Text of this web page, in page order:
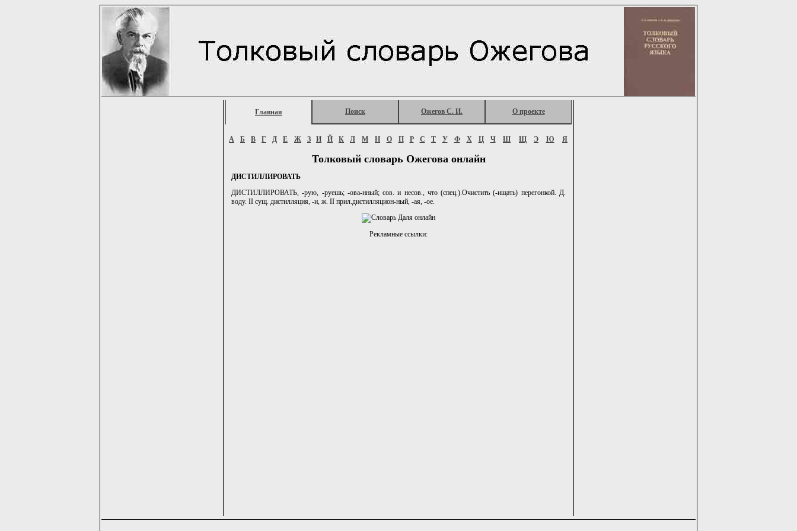
Главная Поиск Ожегов С. И. О проекте
А Б В Г Д Е Ж З И Й К Л М Н О П Р С Т У Ф Х Ц Ч Ш Щ Э Ю Я
Толковый словарь Ожегова онлайн
ДИСТИЛЛИРОВАТЬ
ДИСТИЛЛИРОВАТЬ, -рую, -руешь; -ова-нный; сов. и несов., что (спец.).Очистить (-ищать) перегонкой. Д.
воду. II сущ. дистилляция, -и, ж. II прил.дистилляцион-ный, -ая, -ое.
Рекламные ссылки: